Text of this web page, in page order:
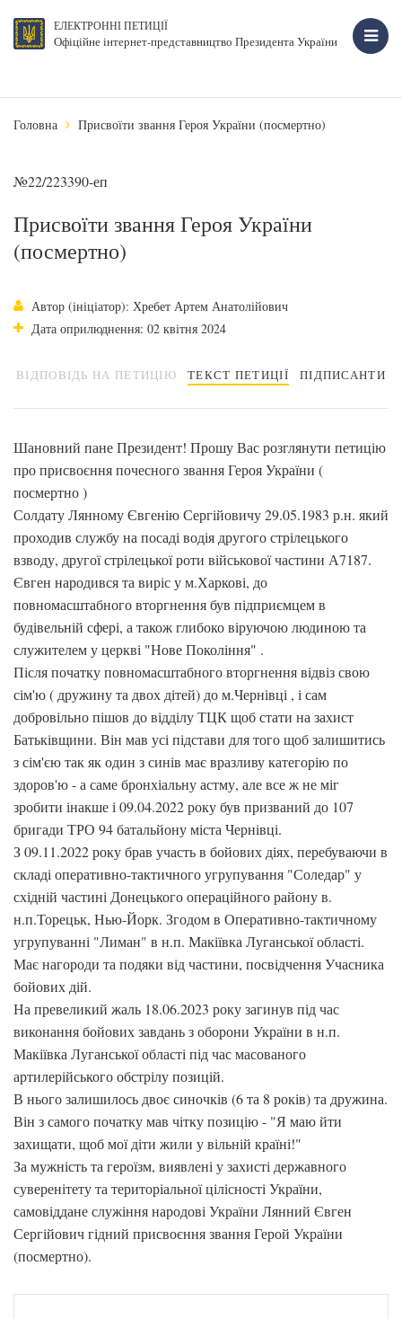
ЕЛЕКТРОННІ ПЕТИЦІЇ
Офіційне інтернет-представництво Президента України
Головна Присвоїти звання Героя України (посмертно)
№22/223390-еп
Присвоїти звання Героя України
(посмертно)
Автор (ініціатор): Хребет Артем Анатолійович
Дата оприлюднення: 02 квітня 2024
ВІДПОВІДЬ НА ПЕТИЦІЮ ТЕКСТ ПЕТИЦІЇ ПІДПИСАНТИ
Шановний пане Президент! Прошу Вас розглянути петицію
про присвоєння почесного звання Героя України (
посмертно )
Солдату Лянному Євгенію Сергійовичу 29.05.1983 р.н. який
проходив службу на посаді водія другого стрілецького
взводу, другої стрілецької роти військової частини А7187.
Євген народився та виріс у м.Харкові, до
повномасштабного вторгнення був підприємцем в
будівельній сфері, а також глибоко віруючою людиною та
служителем у церкві "Нове Покоління" .
Після початку повномасштабного вторгнення відвіз свою
сім'ю ( дружину та двох дітей) до м.Чернівці , і сам
добровільно пішов до відділу ТЦК щоб стати на захист
Батьківщини. Він мав усі підстави для того щоб залишитись
з сім'єю так як один з синів має вразливу категорію по
здоров'ю - а саме бронхіальну астму, але все ж не міг
зробити інакше і 09.04.2022 року був призваний до 107
бригади ТРО 94 батальйону міста Чернівці.
З 09.11.2022 року брав участь в бойових діях, перебуваючи в
складі оперативно-тактичного угрупування "Соледар" у
східній частині Донецького операційного району в.
н.п.Торецьк, Нью-Йорк. Згодом в Оперативно-тактичному
угрупуванні "Лиман" в н.п. Макіївка Луганської області.
Має нагороди та подяки від частини, посвідчення Учасника
бойових дій.
На превеликий жаль 18.06.2023 року загинув під час
виконання бойових завдань з оборони України в н.п.
Макіївка Луганської області під час масованого
артилерійського обстрілу позицій.
В нього залишилось двоє синочків (6 та 8 років) та дружина.
Він з самого початку мав чітку позицію - "Я маю йти
захищати, щоб мої діти жили у вільній країні!"
За мужність та героїзм, виявлені у захисті державного
суверенітету та територіальної цілісності України,
самовіддане служіння народові України Лянний Євген
Сергійович гідний присвоєння звання Герой України
(посмертно).